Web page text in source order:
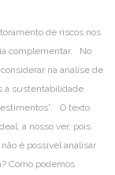
de riscos nos
complementar.
No
na análise de
à sustentabilidade
O texto
a nosso ver, pois
é possível analisar
Como podemos